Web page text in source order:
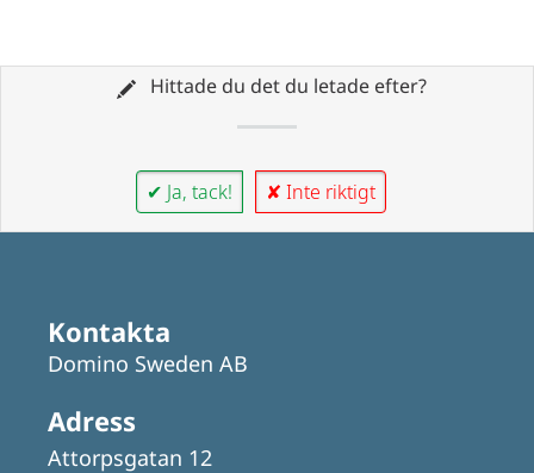
Hittade du det du letade efter?
✔ Ja, tack! ✘ Inte riktigt
Kontakta
Domino Sweden AB
Adress
Attorpsgatan 12